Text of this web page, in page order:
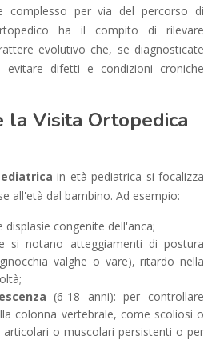
complesso per via del percorso di
ha il compito di rilevare
evolutivo che, se diagnosticate
evitare difetti e condizioni croniche
la Visita Ortopedica
in età pediatrica si focalizza
all'età dal bambino. Ad esempio:
displasie congenite dell'anca;
si notano atteggiamenti di postura
valghe o vare), ritardo nella
(6-18 anni): per controllare
colonna vertebrale, come scoliosi o
o muscolari persistenti o per